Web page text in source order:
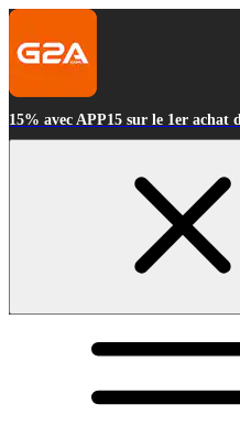
15% avec APP15 sur le 1er achat